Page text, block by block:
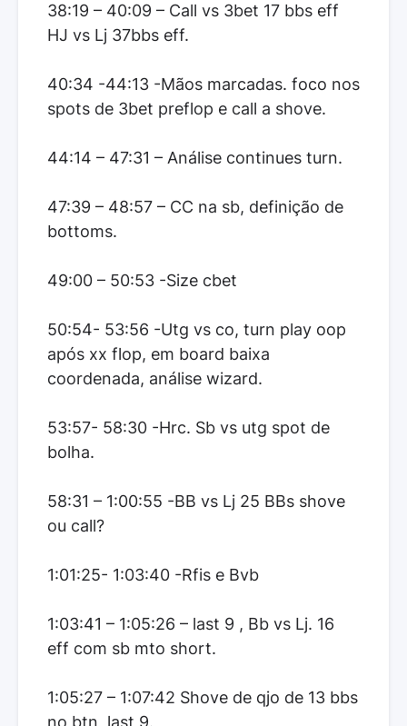
38:19 – 40:09 – Call vs 3bet 17 bbs eff
HJ vs Lj 37bbs eff.
40:34 -44:13 -Mãos marcadas. foco nos
spots de 3bet preflop e call a shove.
44:14 – 47:31 – Análise continues turn.
47:39 – 48:57 – CC na sb, definição de
bottoms.
49:00 – 50:53 -Size cbet
50:54- 53:56 -Utg vs co, turn play oop
após xx flop, em board baixa
coordenada, análise wizard.
53:57- 58:30 -Hrc. Sb vs utg spot de
bolha.
58:31 – 1:00:55 -BB vs Lj 25 BBs shove
ou call?
1:01:25- 1:03:40 -Rfis e Bvb
1:03:41 – 1:05:26 – last 9 , Bb vs Lj. 16
eff com sb mto short.
1:05:27 – 1:07:42 Shove de qjo de 13 bbs
no btn, last 9.